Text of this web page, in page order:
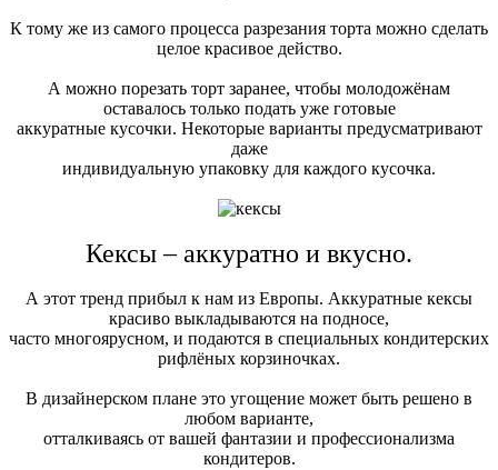
К тому же из самого процесса разрезания торта можно сделать
целое красивое действо.
А можно порезать торт заранее, чтобы молодожёнам
оставалось только подать уже готовые
аккуратные кусочки. Некоторые варианты предусматривают
даже
индивидуальную упаковку для каждого кусочка.
Кексы – аккуратно и вкусно.
А этот тренд прибыл к нам из Европы. Аккуратные кексы
красиво выкладываются на подносе,
часто многоярусном, и подаются в специальных кондитерских
рифлёных корзиночках.
В дизайнерском плане это угощение может быть решено в
любом варианте,
отталкиваясь от вашей фантазии и профессионализма
кондитеров.